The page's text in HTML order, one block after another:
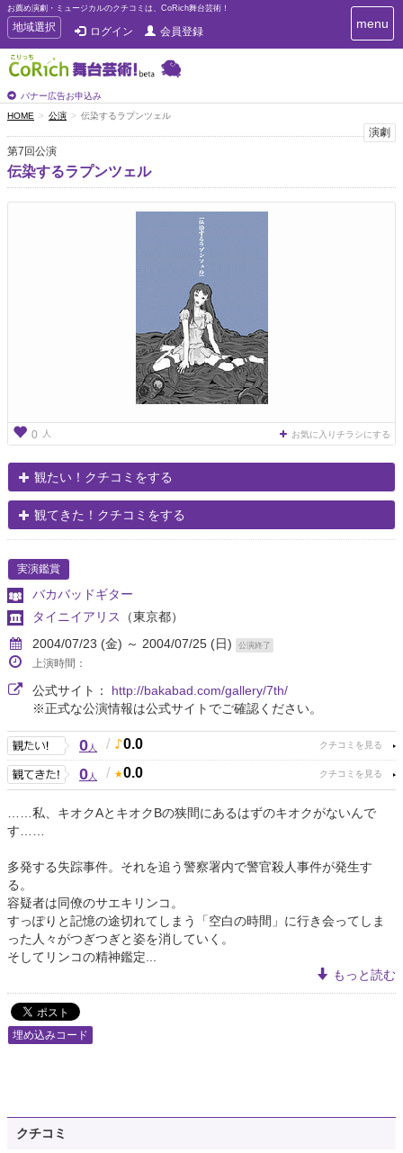
お薦め演劇・ミュージカルのクチコミは、CoRich舞台芸術！
T
o
g
g
e
n
a
v
i
g
地域選択 ログイン 会員登録
バナー広告お申込み
T
o
i
g
menu
HOME 公演 伝染するラプンツェル
演劇
第7回公演
伝染するラプンツェル
0 人 お気に入りチラシにする
観たい！クチコミをする
観てきた！クチコミをする
実演鑑賞
バカバッドギター
タイニイアリス
（東京都）
2004/07/23 (金) ～ 2004/07/25 (日)
公演終了
上演時間：
公式サイト： http://bakabad.com/gallery/7th/
※正式な公演情報は公式サイトでご確認ください。
0人 / 0.0
0人 / 0.0
……私、キオクAとキオクBの狭間にあるはずのキオクがないんで
す……
多発する失踪事件。それを追う警察署内で警官殺人事件が発生す
る。
容疑者は同僚のサエキリンコ。
すっぽりと記憶の途切れてしまう「空白の時間」に行き会ってしま
った人々がつぎつぎと姿を消していく。
そしてリンコの精神鑑定...
もっと読む
埋め込みコード
クチコミ